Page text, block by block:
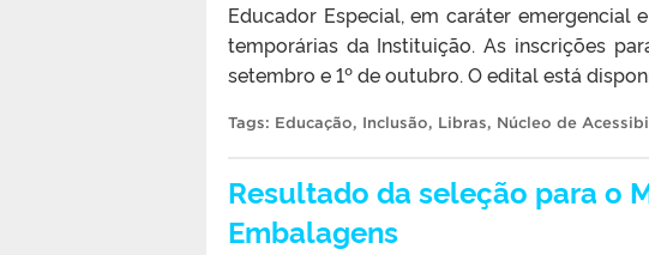
Educador Especial, em caráter emergencial
temporárias da Instituição. As inscrições
setembro e 1º de outubro. O edital está
Tags: Educação, Inclusão, Libras, Núcleo de
Resultado da seleção para o
Embalagens